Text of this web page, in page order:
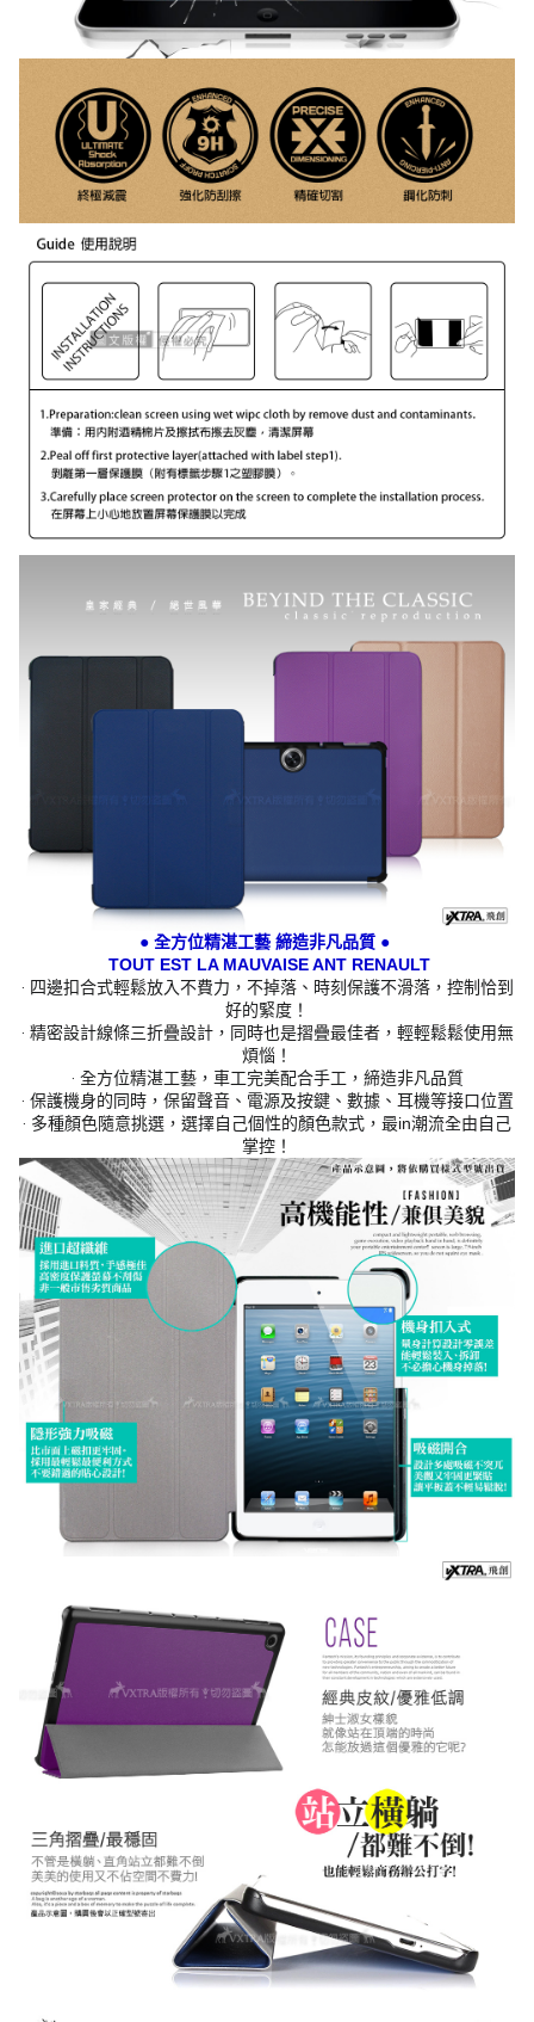
● 全方位精湛工藝 締造非凡品質 ●
TOUT EST LA MAUVAISE ANT RENAULT
‧ 四邊扣合式輕鬆放入不費力，不掉落、時刻保護不滑落，控制恰到
好的緊度！
‧ 精密設計線條三折疊設計，同時也是摺疊最佳者，輕輕鬆鬆使用無
煩惱！
‧ 全方位精湛工藝，車工完美配合手工，締造非凡品質
‧ 保護機身的同時，保留聲音、電源及按鍵、數據、耳機等接口位置
‧ 多種顏色隨意挑選，選擇自己個性的顏色款式，最in潮流全由自己
掌控！